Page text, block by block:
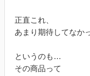
正直これ、
あまり期待してなか
というのも…
その商品って